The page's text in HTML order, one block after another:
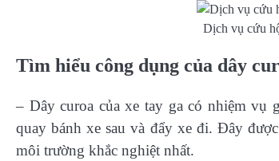
Dịch vụ cứu
Tìm hiểu công dụng của dây
– Dây curoa của xe tay ga có nhiệm vụ
quay bánh xe sau và đẩy xe đi. Đây
môi trường khắc nghiệt nhất.